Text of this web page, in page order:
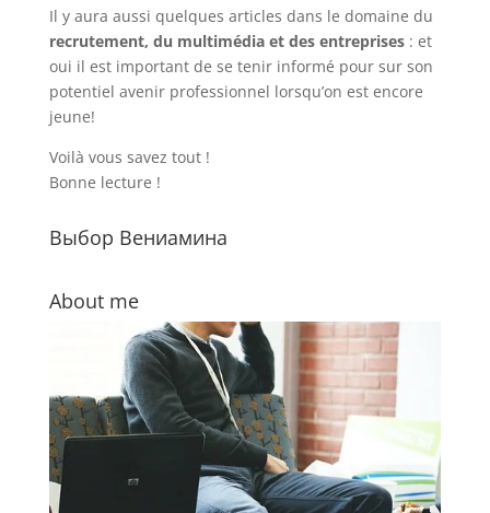
Il y aura aussi quelques articles dans le domaine du
recrutement, du multimédia et des entreprises: et
oui il est important de se tenir informé pour sur son
potentiel avenir professionnel lorsqu’on est encore
jeune!
Voilà vous savez tout !
Bonne lecture !
Выбор Вениамина
About me